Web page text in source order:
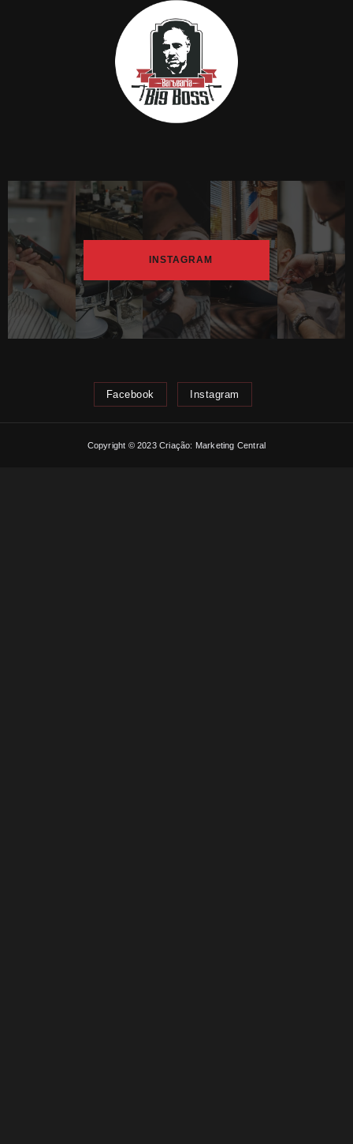
INSTAGRAM
Facebook Instagram
Copyright © 2023 Criação: Marketing Central